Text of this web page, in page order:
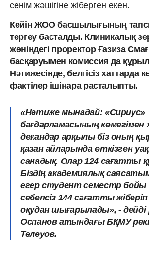
сенім жәшігіне жіберген екен.
Кейін ЖОО басшылығының
тергеу басталды. Клиникалық
жөніндегі проректор Ғазиза
басқаруымен комиссия да
Нәтижесінде, белгісіз хаттарда
фактілер ішінара расталыпты.
«Нәтиже мынадай: «Сириус»
бағдарламасының көмегімен
декандар арқылы біз оның
қазан айларында өткізген
санадық. Олар 124 сағатты
Біздің академиялық
егер студент семестр бойы
себепсіз 144 сағатты
оқудан шығарылады», -
Оспанов атындағы БҚМУ
Телеуов.